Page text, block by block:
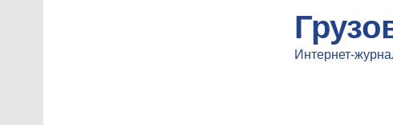
Интернет-